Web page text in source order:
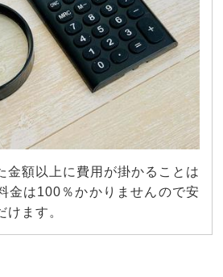
金額以上に費用が掛かることは
金は100％かかりませんので安
けます。